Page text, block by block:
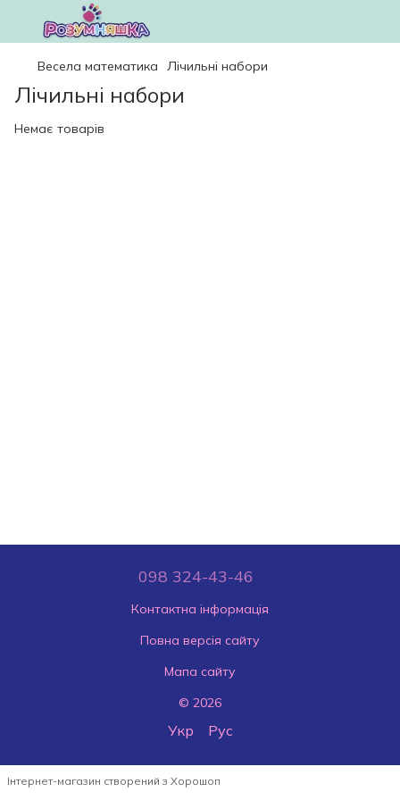
Весела математика Лічильні набори
Лічильні набори
Немає товарів
098 324-43-46
Контактна інформація
Повна версія сайту
Мапа сайту
© 2026
Укр Рус
Інтернет-магазин створений з Хорошоп